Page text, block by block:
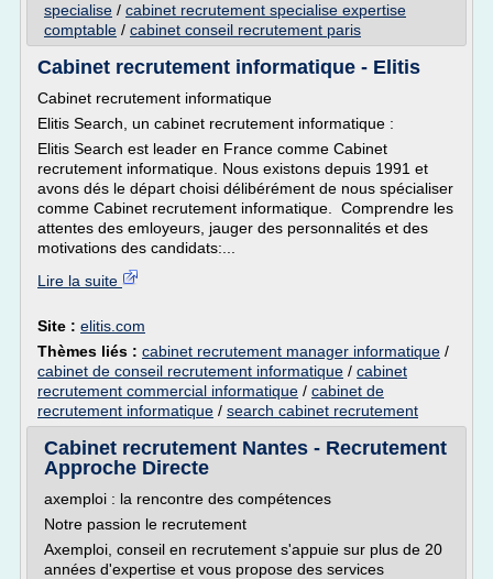
specialise / cabinet recrutement specialise expertise
comptable / cabinet conseil recrutement paris
Cabinet recrutement informatique - Elitis
Cabinet recrutement informatique
Elitis Search, un cabinet recrutement informatique :
Elitis Search est leader en France comme Cabinet
recrutement informatique. Nous existons depuis 1991 et
avons dés le départ choisi délibérément de nous spécialiser
comme Cabinet recrutement informatique. Comprendre les
attentes des emloyeurs, jauger des personnalités et des
motivations des candidats:...
Lire la suite
Site : elitis.com
Thèmes liés : cabinet recrutement manager informatique /
cabinet de conseil recrutement informatique / cabinet
recrutement commercial informatique / cabinet de
recrutement informatique / search cabinet recrutement
Cabinet recrutement Nantes - Recrutement
Approche Directe
axemploi : la rencontre des compétences
Notre passion le recrutement
Axemploi, conseil en recrutement s'appuie sur plus de 20
années d'expertise et vous propose des services